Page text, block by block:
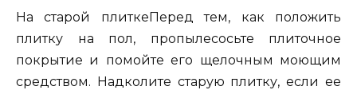
На старой плиткеПеред тем, как положить
плитку на пол, пропылесосьте плиточное
покрытие и помойте его щелочным моющим
средством. Надколите старую плитку, если ее